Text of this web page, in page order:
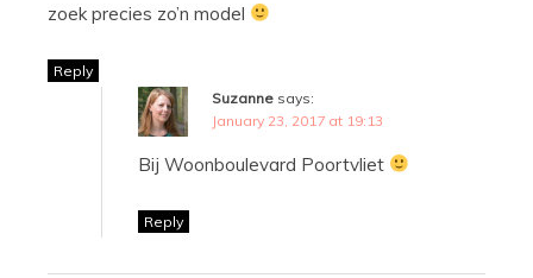
zoek precies zo’n model
Reply
Suzanne says:
January 23, 2017 at 19:13
Bij Woonboulevard Poortvliet
Reply